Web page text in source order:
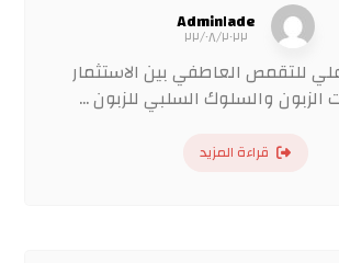
Admin١ade
٢٢/٠٨/٢٠٢٢
للتقمص العاطفي بين الاستثمار
والسلوك السلبي للزبون ...
قراءة المزيد